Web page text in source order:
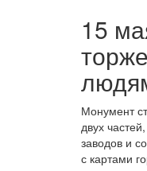
15
Монумент
двух
заводов и
с картами